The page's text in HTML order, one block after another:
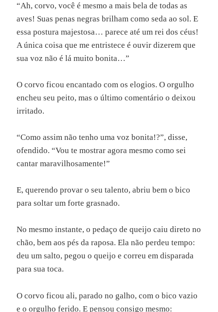
“Ah, corvo, você é mesmo a mais bela de todas as
aves! Suas penas negras brilham como seda ao sol. E
essa postura majestosa… parece até um rei dos céus!
A única coisa que me entristece é ouvir dizerem que
sua voz não é lá muito bonita…”
O corvo ficou encantado com os elogios. O orgulho
encheu seu peito, mas o último comentário o deixou
irritado.
“Como assim não tenho uma voz bonita!?”, disse,
ofendido. “Vou te mostrar agora mesmo como sei
cantar maravilhosamente!”
E, querendo provar o seu talento, abriu bem o bico
para soltar um forte grasnado.
No mesmo instante, o pedaço de queijo caiu direto no
chão, bem aos pés da raposa. Ela não perdeu tempo:
deu um salto, pegou o queijo e correu em disparada
para sua toca.
O corvo ficou ali, parado no galho, com o bico vazio
e o orgulho ferido. E pensou consigo mesmo: